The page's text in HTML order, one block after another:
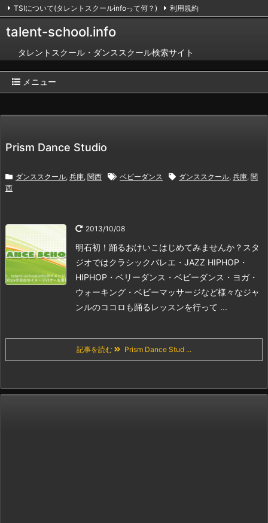
talent-school.info
タレントスクール・ダンススクール検索サイト
メニュー
TSIについて(タレントスクールinfoって何？)
利用規約
掲載のお申し込み（無料）
Prism Dance Studio
ダンススクール, 兵庫, 関西 ベビーダンス ダンススクール, 兵庫, 関
西
2013/10/08
明石初！踊るおけいこはじめてみませんか？ スタ
ジオではクラシックバレエ・JAZZ HIPHOP・
HIPHOP・ベリーダンス・ベビーダンス・ヨガ・
ウォーキング・ベビーマッサージなど様々なジャ
ンルのココロも踊るレッスンを行って ...
記事を読む Prism Dance Stud ...